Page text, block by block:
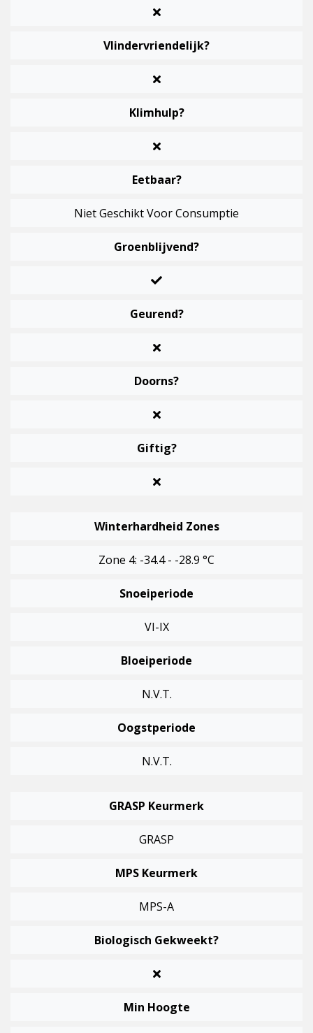
Vlindervriendelijk?
Klimhulp?
Eetbaar?
Niet Geschikt Voor Consumptie
Groenblijvend?
Geurend?
Doorns?
Giftig?
Winterhardheid Zones
Zone 4: -34.4 - -28.9 °C
Snoeiperiode
VI-IX
Bloeiperiode
N.v.t.
Oogstperiode
N.v.t.
GRASP Keurmerk
GRASP
MPS Keurmerk
MPS-A
Biologisch Gekweekt?
Min Hoogte